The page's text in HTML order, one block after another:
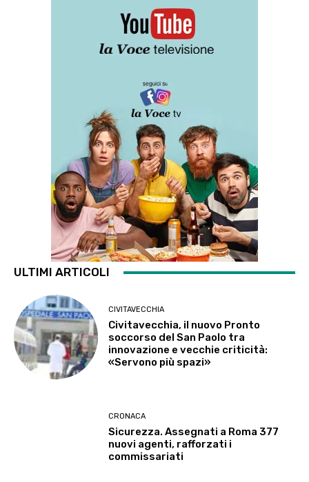
ULTIMI ARTICOLI
CIVITAVECCHIA
Civitavecchia, il nuovo Pronto
soccorso del San Paolo tra
innovazione e vecchie criticità:
«Servono più spazi»
CRONACA
Sicurezza. Assegnati a Roma 377
nuovi agenti, rafforzati i
commissariati